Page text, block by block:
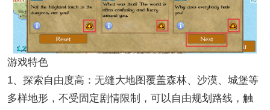
游戏特色
1、探索自由度高：无缝大地图覆盖森林、沙漠、城堡等
多样地形，不受固定剧情限制，可以自由规划路线，触